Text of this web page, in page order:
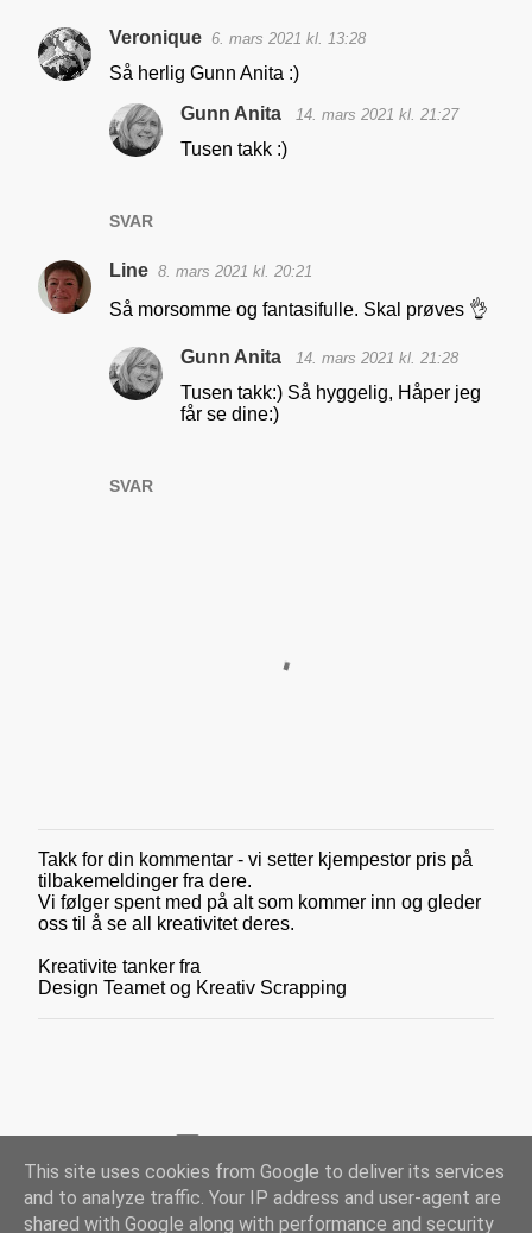
a
r
Veronique 6. mars 2021 kl. 13:28
Så herlig Gunn Anita :)
SVAR
Gunn Anita 14. mars 2021 kl. 21:27
Tusen takk :)
Line 8. mars 2021 kl. 20:21
Så morsomme og fantasifulle. Skal prøves 👌
SVAR
Gunn Anita 14. mars 2021 kl. 21:28
Tusen takk:) Så hyggelig, Håper jeg
får se dine:)
L
e
g
g
n
n
n
a
r
Takk for din kommentar - vi setter kjempestor pris på
tilbakemeldinger fra dere.
Vi følger spent med på alt som kommer inn og gleder
oss til å se all kreativitet deres.
Kreativite tanker fra
Design Teamet og Kreativ Scrapping
COPYRIGHT - Kreativ Scrapping (v/Scrappekjelleren AS) - 2012-2026
This site uses cookies from Google to deliver its services
and to analyze traffic. Your IP address and user-agent are
shared with Google along with performance and security